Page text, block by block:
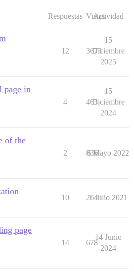
Respuestas Vistas
Actividad
12 3673
15
Diciembre
2025
page in
4 463
15
Diciembre
2024
of the
2 836
6 Mayo 2022
10 2645
7 Julio 2021
page
14 678
14 Junio
2024